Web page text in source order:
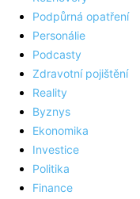
Podpůrná opatření
Personálie
Podcasty
Zdravotní pojištění
Reality
Byznys
Ekonomika
Investice
Politika
Finance